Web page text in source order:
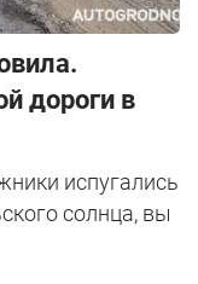
дороги в
испугались
солнца, вы